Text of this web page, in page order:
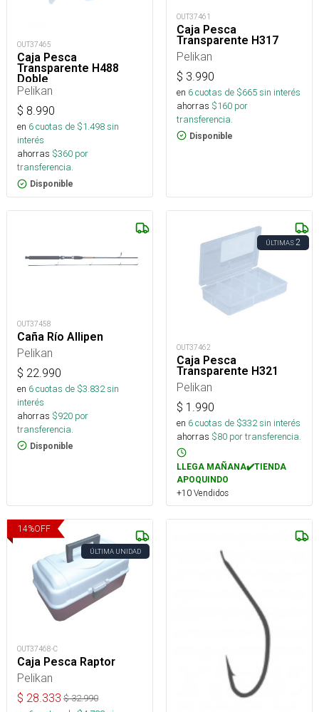
OUT37465
Caja Pesca
Transparente H488
Doble
Pelikan
$ 8.990
en 6cuotas de $1.498sin
interés
ahorras $360 por
transferencia.
Disponible
OUT37461
Caja Pesca
Transparente H317
Pelikan
$ 3.990
en 6cuotas de $665sin interés
ahorras $160 por
transferencia.
Disponible
OUT37458
Caña Río Allipen
Pelikan
$ 22.990
en 6cuotas de $3.832sin
interés
ahorras $920 por
transferencia.
Disponible
ÚLTIMAS2
OUT37462
Caja Pesca
Transparente H321
Pelikan
$ 1.990
en 6cuotas de $332sin interés
ahorras $80 por transferencia.
LLEGA MAÑANA✔️TIENDA
APOQUINDO
+10 Vendidos
14%OFF
ÚLTIMA UNIDAD
OUT37468-C
Caja Pesca Raptor
Pelikan
$ 28.333 $32.990